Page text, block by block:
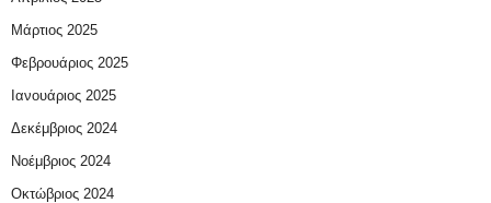
Μάρτιος 2025
Φεβρουάριος 2025
Ιανουάριος 2025
Δεκέμβριος 2024
Νοέμβριος 2024
Οκτώβριος 2024